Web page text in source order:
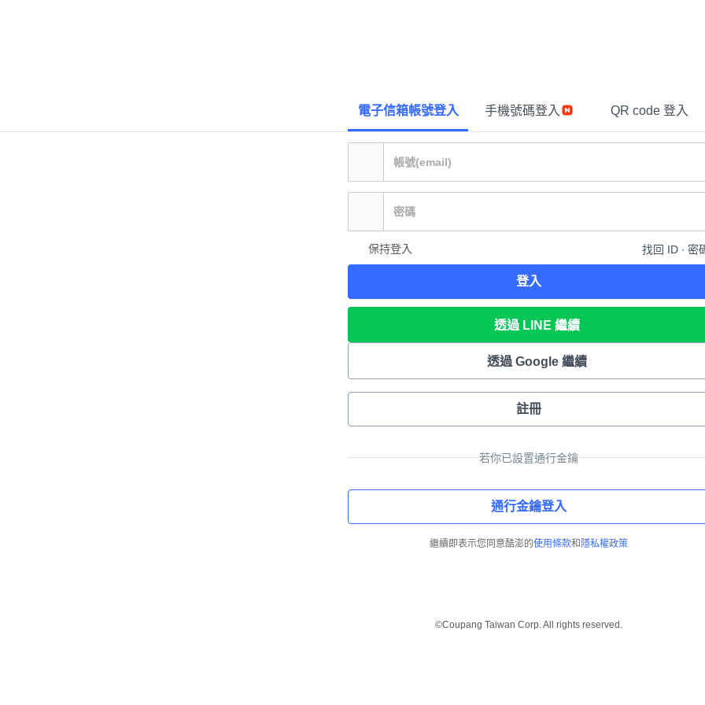
電子信箱帳號登入 手機號碼登入 QR code 登入
保持登入 找回 ID ∙ 密
登入
透過 LINE 繼續
透過 Google 繼續
註冊
若你已設置通行金鑰
通行金鑰登入
繼續即表示您同意酷澎的使用條款和 隱私權政策
©Coupang Taiwan Corp. All rights reserved.